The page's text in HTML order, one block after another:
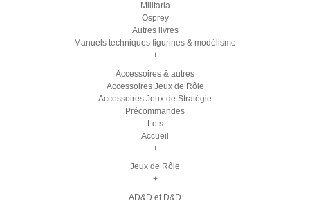
Militaria
Osprey
Autres livres
Manuels techniques figurines & modélisme
+
Accessoires & autres
Accessoires Jeux de Rôle
Accessoires Jeux de Stratégie
Précommandes
Lots
Accueil
+
Jeux de Rôle
+
AD&D et D&D